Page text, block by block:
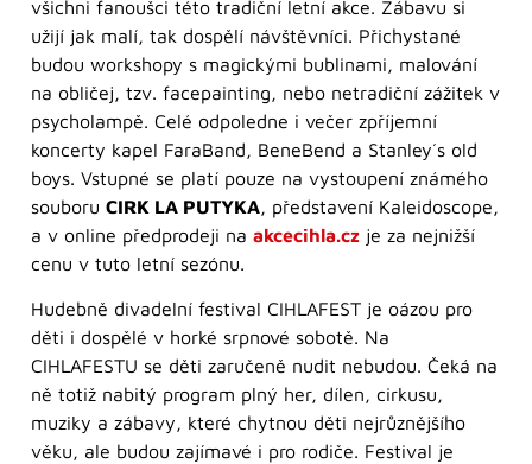
všichni fanoušci této tradiční letní akce. Zábavu si
užijí jak malí, tak dospělí návštěvníci. Přichystané
budou workshopy s magickými bublinami, malování
na obličej, tzv. facepainting, nebo netradiční zážitek v
psycholampě. Celé odpoledne i večer zpříjemní
koncerty kapel FaraBand, BeneBend a Stanley´s old
boys. Vstupné se platí pouze na vystoupení známého
souboru CIRK LA PUTYKA, představení Kaleidoscope,
a v online předprodeji na akcecihla.cz je za nejnižší
cenu v tuto letní sezónu.
Hudebně divadelní festival CIHLAFEST je oázou pro
děti i dospělé v horké srpnové sobotě. Na
CIHLAFESTU se děti zaručeně nudit nebudou. Čeká na
ně totiž nabitý program plný her, dílen, cirkusu,
muziky a zábavy, které chytnou děti nejrůznějšího
věku, ale budou zajímavé i pro rodiče. Festival je